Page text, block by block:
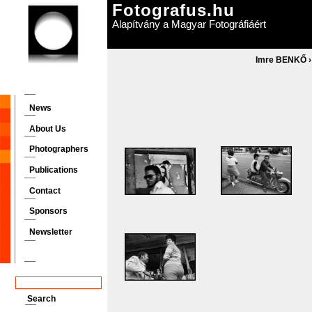
Fotografus.hu
Alapítvány a Magyar Fotográfiáért
Imre BENKŐ
News
About Us
Photographers
Publications
Contact
Sponsors
Newsletter